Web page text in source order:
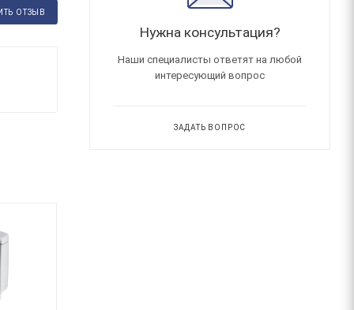
ОТЗЫВ
Нужна консультация?
Наши специалисты ответят на любой
интересующий вопрос
ЗАДАТЬ ВОПРОС